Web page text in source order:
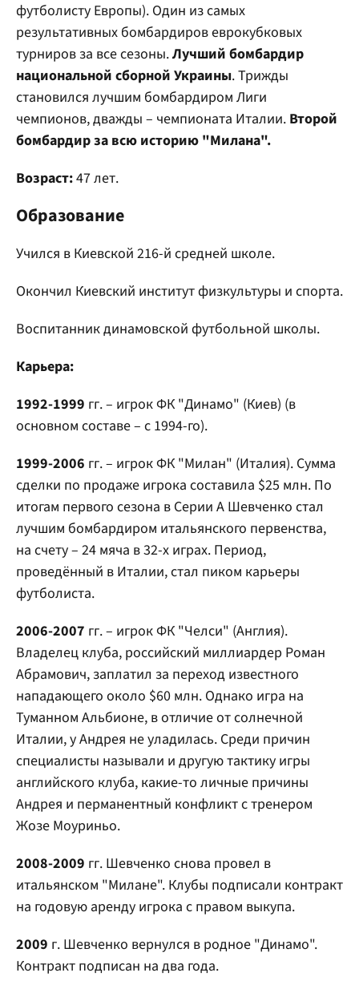
футболисту Европы). Один из самых
результативных бомбардиров еврокубковых
турниров за все сезоны.Лучший бомбардир
национальной сборной Украины. Трижды
становился лучшим бомбардиром Лиги
чемпионов, дважды – чемпионата Италии. Второй
бомбардир за всю историю "Милана".
Возраст:47 лет.
Образование
Учился в Киевской 216-й средней школе.
Окончил Киевский институт физкультуры и спорта.
Воспитанник динамовской футбольной школы.
Карьера:
1992-1999 гг. – игрок ФК "Динамо" (Киев) (в
основном составе – с 1994-го).
1999-2006 гг. – игрок ФК "Милан" (Италия). Сумма
сделки по продаже игрока составила $25 млн. По
итогам первого сезона в Серии А Шевченко стал
лучшим бомбардиром итальянского первенства,
на счету – 24 мяча в 32-х играх. Период,
проведённый в Италии, стал пиком карьеры
футболиста.
2006-2007 гг. – игрок ФК "Челси" (Англия).
Владелец клуба, российский миллиардер Роман
Абрамович, заплатил за переход известного
нападающего около $60 млн. Однако игра на
Туманном Альбионе, в отличие от солнечной
Италии, у Андрея не уладилась. Среди причин
специалисты называли и другую тактику игры
английского клуба, какие-то личные причины
Андрея и перманентный конфликт с тренером
Жозе Моуриньо.
2008-2009 гг. Шевченко снова провел в
итальянском "Милане". Клубы подписали контракт
на годовую аренду игрока с правом выкупа.
2009 г. Шевченко вернулся в родное "Динамо".
Контракт подписан на два года.